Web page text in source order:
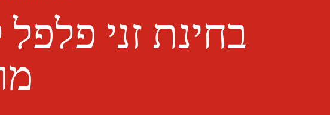
בחינת זני